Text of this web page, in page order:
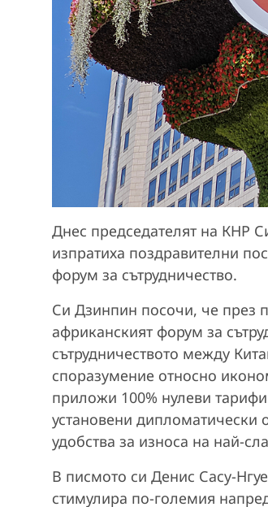
Днес председателят на КНР
изпратиха поздравителни
форум за сътрудничество.
Си Дзинпин посочи, че през
африканският форум за
сътрудничеството между
споразумение относно
приложи 100% нулеви
установени дипломатически
удобства за износа на най-
В писмото си Денис Сасу-
стимулира по-големия